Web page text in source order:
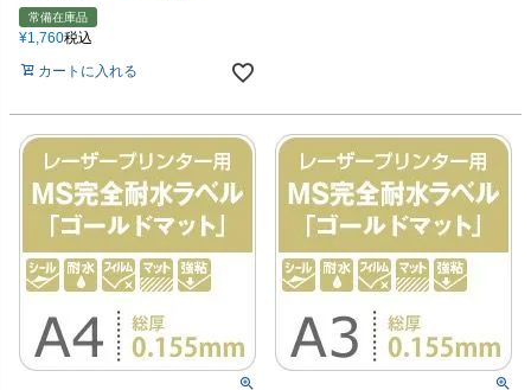
常備在庫品
¥1,760税込
カートに入れる